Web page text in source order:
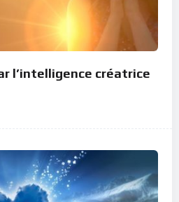
l’intelligence créatrice